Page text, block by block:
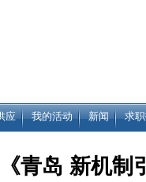
应 我的活动 新闻 求
青岛 新机制